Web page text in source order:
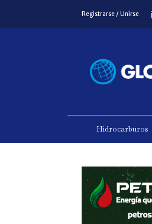
Registrarse / Unirse
Hidrocarburos